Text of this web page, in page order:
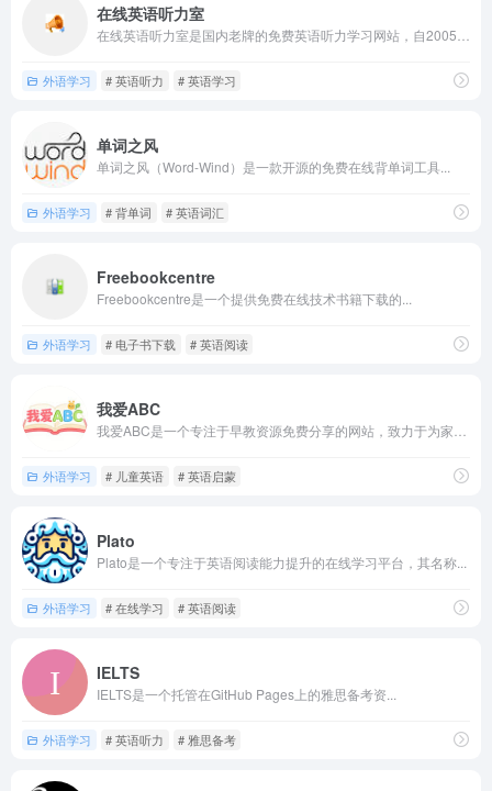
在线英语听力室
外语学习 # 英语听力 # 英语学习
单词之风
单词之风（Word-Wind）是一款开源的免费在线背单词工具...
外语学习 # 背单词 # 英语词汇
Freebookcentre
Freebookcentre是一个提供免费在线技术书籍下载的...
外语学习 # 电子书下载 # 英语阅读
我爱ABC
外语学习 # 儿童英语 # 英语启蒙
Plato
Plato是一个专注于英语阅读能力提升的在线学习平台，其名称...
外语学习 # 在线学习 # 英语阅读
IELTS
IELTS是一个托管在GitHub Pages上的雅思备考资...
外语学习 # 英语听力 # 雅思备考